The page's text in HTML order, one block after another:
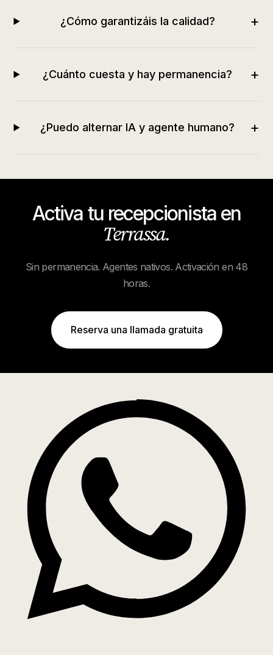
¿Cómo garantizáis la calidad? +
¿Cuánto cuesta y hay permanencia? +
¿Puedo alternar IA y agente humano? +
Activa tu recepcionista en
Terrassa.
Sin permanencia. Agentes nativos. Activación en 48
horas.
Reserva una llamada gratuita